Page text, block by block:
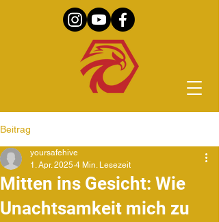
Beitrag
Mitten ins Gesicht: Wie
Unachtsamkeit mich zu
yoursafehive
1. Apr. 2025 4 Min. Lesezeit